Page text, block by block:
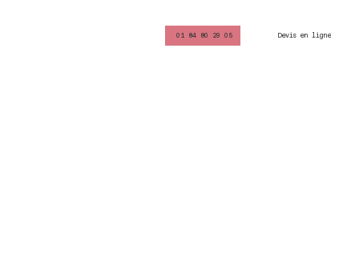
01 84 80 29 05 Devis en ligne